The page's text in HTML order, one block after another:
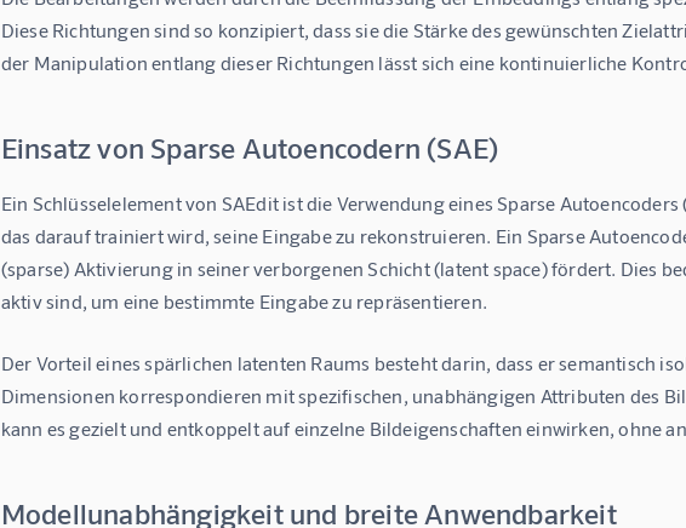
Diese Richtungen sind so konzipiert, dass sie die Stärke des gewünschten
der Manipulation entlang dieser Richtungen lässt sich eine kontinuierliche
Einsatz von Sparse Autoencodern (SAE)
Ein Schlüsselelement von SAEdit ist die Verwendung eines Sparse
das darauf trainiert wird, seine Eingabe zu rekonstruieren. Ein Sparse
(sparse) Aktivierung in seiner verborgenen Schicht (latent space) fördert. Dies
aktiv sind, um eine bestimmte Eingabe zu repräsentieren.
Der Vorteil eines spärlichen latenten Raums besteht darin, dass er semantisch
Dimensionen korrespondieren mit spezifischen, unabhängigen Attributen des
kann es gezielt und entkoppelt auf einzelne Bildeigenschaften einwirken, ohne
Modellunabhängigkeit und breite Anwendbarkeit